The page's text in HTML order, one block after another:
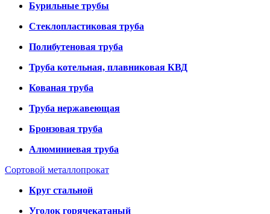
Бурильные трубы
Стеклопластиковая труба
Полибутеновая труба
Труба котельная, плавниковая КВД
Кованая труба
Труба нержавеющая
Бронзовая труба
Алюминиевая труба
Сортовой металлопрокат
Круг стальной
Уголок горячекатаный